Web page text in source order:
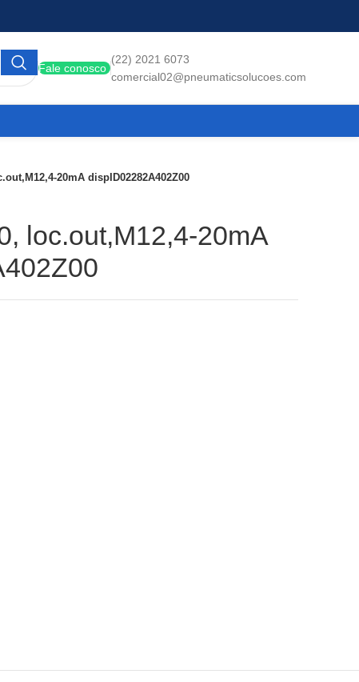
Fale conosco
(22) 2021 6073
comercial02@pneumaticsolucoes.com
20mA dispID02282A402Z00
loc.out,M12,4-20mA